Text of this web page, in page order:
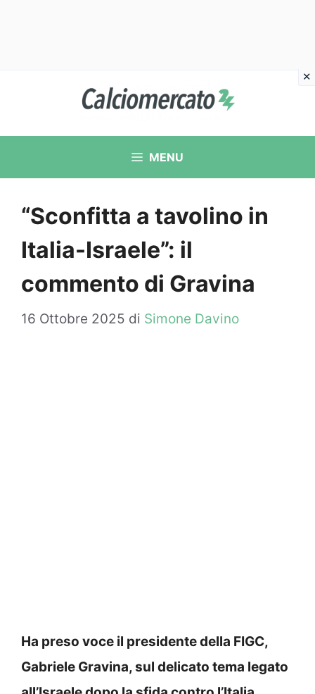
contenuto
MENU
“Sconfitta a tavolino in
Italia-Israele”: il
commento di Gravina
16 Ottobre 2025 di Simone Davino
Ha preso voce il presidente della FIGC,
Gabriele Gravina, sul delicato tema legato